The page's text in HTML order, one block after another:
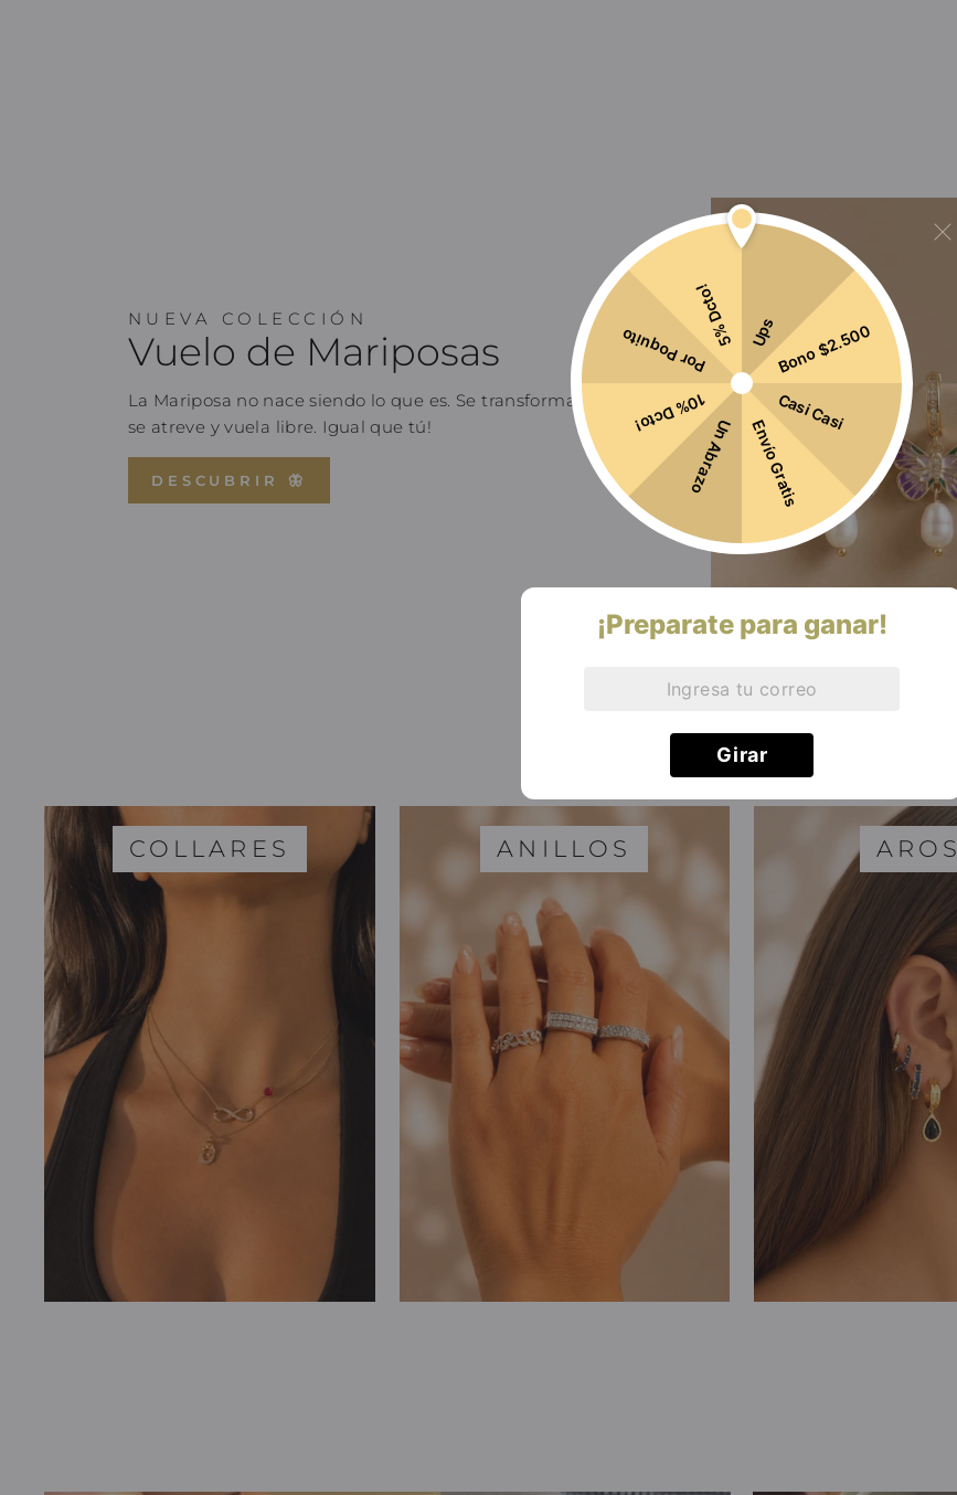
NUEVA COLECCIÓN
Vuelo de Mariposas
La Mariposa no nace siendo lo que es. Se transforma,
se atreve y vuela libre. Igual que tú!
DESCUBRIR 🦋
COLLARES ANILLOS AROS
UpsBono $2.500
Casi Casi
Envío Gratis
Un Abrazo
10% Dcto!
Por Poquito
5% Dcto!
¡Preparate para ganar!